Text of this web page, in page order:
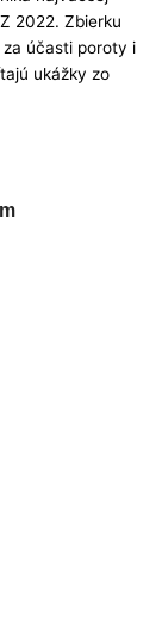
2022. Zbierku
účasti poroty i
ukážky zo